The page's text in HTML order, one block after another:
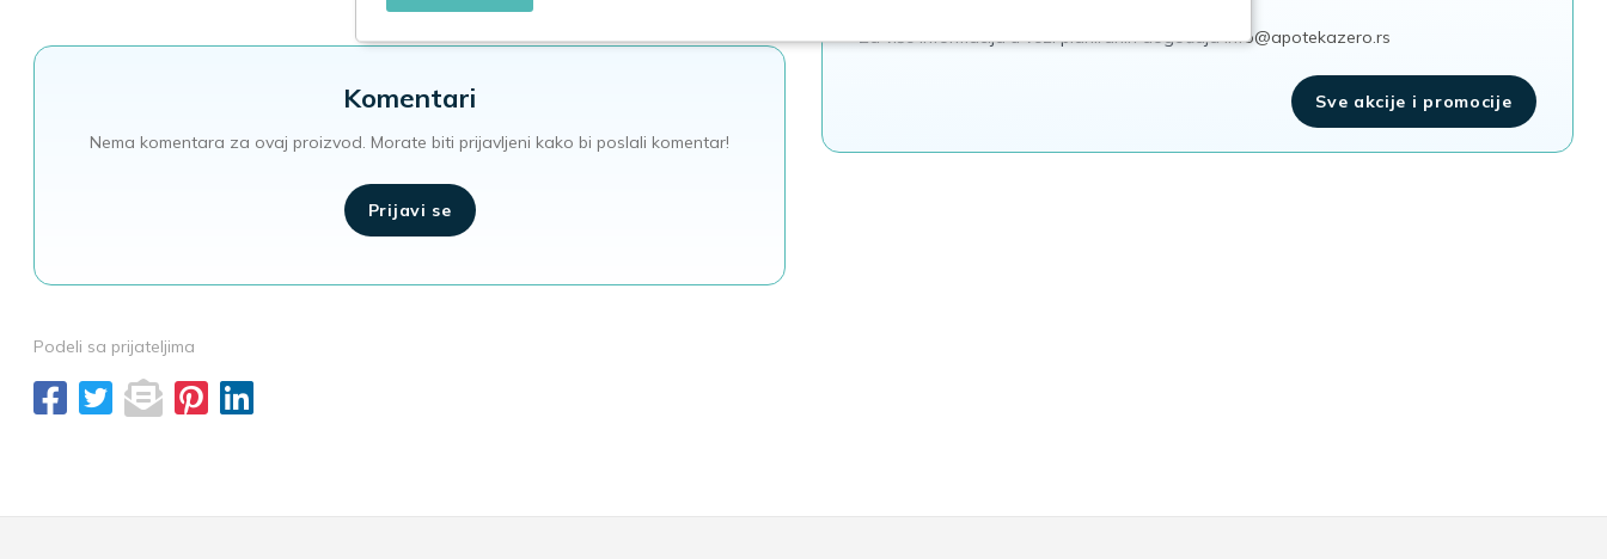
Komentari
Nema komentara za ovaj proizvod. Morate biti prijavljeni kako bi poslali komentar!
Prijavi se
Podeli sa prijateljima
Za više informacija u vezi planiranih dogođajainfo@apotekazero.rs
Sve akcije i promocije